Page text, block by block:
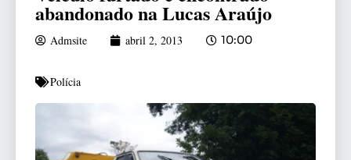
abandonado na Lucas Araújo
Admsite abril 2, 2013 10:00
Polícia